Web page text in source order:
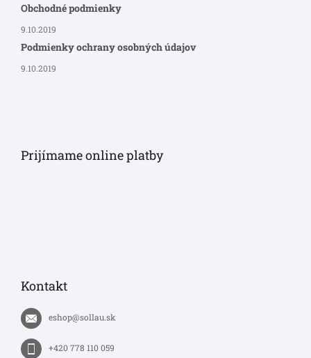
Obchodné podmienky
9.10.2019
Podmienky ochrany osobných údajov
9.10.2019
Prijímame online platby
Kontakt
eshop@sollau.sk
+420 778 110 059